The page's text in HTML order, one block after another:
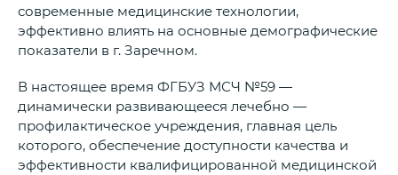
современные медицинские технологии,
эффективно влиять на основные демографические
показатели в г. Заречном.
В настоящее время ФГБУЗ МСЧ №59 —
динамически развивающееся лечебно —
профилактическое учреждения, главная цель
которого, обеспечение доступности качества и
эффективности квалифицированной медицинской